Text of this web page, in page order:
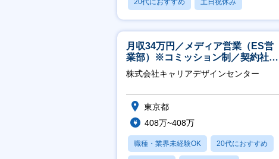
20代におすすめ 土日祝休み
休日120日以上
月収34万円／メディア営業（ES営
業部）※コミッション制／契約社員
※4年目以降無期化
株式会社キャリアデザインセンター
東京都
408万~408万
職種・業界未経験OK 20代におすすめ